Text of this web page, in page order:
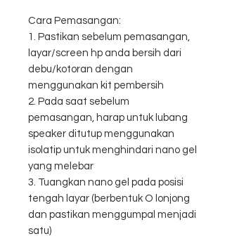
Cara Pemasangan:
1. Pastikan sebelum pemasangan,
layar/screen hp anda bersih dari
debu/kotoran dengan
menggunakan kit pembersih
2. Pada saat sebelum
pemasangan, harap untuk lubang
speaker ditutup menggunakan
isolatip untuk menghindari nano gel
yang melebar
3. Tuangkan nano gel pada posisi
tengah layar (berbentuk O lonjong
dan pastikan menggumpal menjadi
satu)